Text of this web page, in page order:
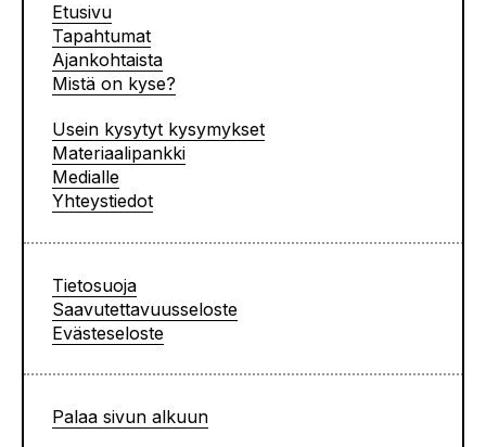
Etusivu
Tapahtumat
Ajankohtaista
Mistä on kyse?
Usein kysytyt kysymykset
Materiaalipankki
Medialle
Yhteystiedot
Tietosuoja
Saavutettavuusseloste
Evästeseloste
Palaa sivun alkuun